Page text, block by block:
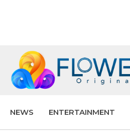
NEWS ENTERTAINMENT